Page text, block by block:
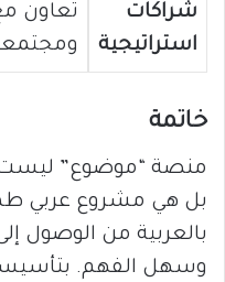
شراكات
استراتيجية
تعاون
خاتمة
منصة “موضوع” ليست
بل هي مشروع عربي
بالعربية من الوصول